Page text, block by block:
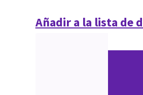
Añadir a la lista de